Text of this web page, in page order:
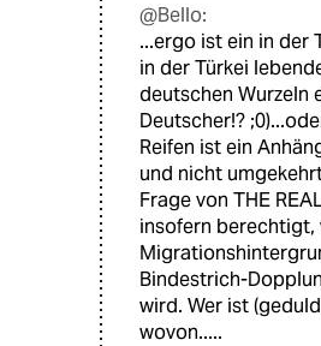
@Bello:
...ergo ist ein in der
in der Türkei
deutschen Wurzeln
Deutscher!?
Reifen ist ein
und nicht
Frage von THE
insofern berechtigt,
Bindestrich-
wird. Wer ist
wovon.....